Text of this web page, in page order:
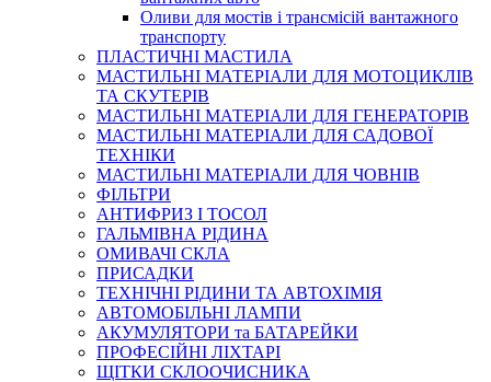
Оливи для мостів і трансмісій вантажного
транспорту
ПЛАСТИЧНІ МАСТИЛА
МАСТИЛЬНІ МАТЕРІАЛИ ДЛЯ МОТОЦИКЛІВ
ТА СКУТЕРІВ
МАСТИЛЬНІ МАТЕРІАЛИ ДЛЯ ГЕНЕРАТОРІВ
МАСТИЛЬНІ МАТЕРІАЛИ ДЛЯ САДОВОЇ
ТЕХНІКИ
МАСТИЛЬНІ МАТЕРІАЛИ ДЛЯ ЧОВНІВ
ФІЛЬТРИ
АНТИФРИЗ І ТОСОЛ
ГАЛЬМІВНА РІДИНА
ОМИВАЧІ СКЛА
ПРИСАДКИ
ТЕХНІЧНІ РІДИНИ ТА АВТОХІМІЯ
АВТОМОБІЛЬНІ ЛАМПИ
АКУМУЛЯТОРИ та БАТАРЕЙКИ
ПРОФЕСІЙНІ ЛІХТАРІ
ЩІТКИ СКЛООЧИСНИКА